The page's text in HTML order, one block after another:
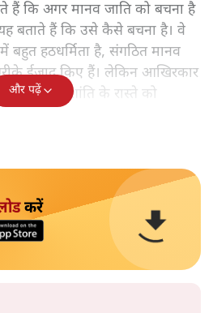
कि अगर मानव जाति को बचना है
यह बताते हैं कि उसे कैसे बचना है। वे
बहुत हठधर्मिता है, संगठित मानव
ईजाद किए हैं। लेकिन आखिरकार
अहिंसा और शांति के रास्ते को
और पढ़ें
करें